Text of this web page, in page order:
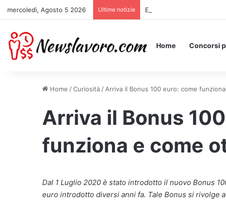
mercoledì, Agosto 5 2026 Ultime notizie Essere Pagati per Stare a
Home Concorsi
Home /Curiosità / Arriva il Bonus 100 euro: come
Arriva il Bonus
funziona e come
Dal 1 Luglio 2020 è stato introdotto il nuovo Bonus
euro introdotto diversi anni fa. Tale Bonus si rivolge